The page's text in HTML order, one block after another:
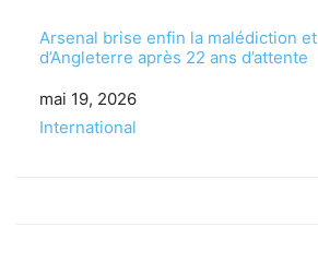
Arsenal brise enfin la malédiction
d’Angleterre après 22 ans d’attente
Date
mai 19, 2026
Par rapport à
International